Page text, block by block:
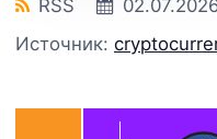
RSS
Источник: